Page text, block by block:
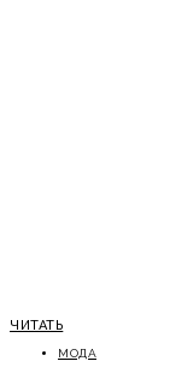
ЧИТАТЬ
МОДА